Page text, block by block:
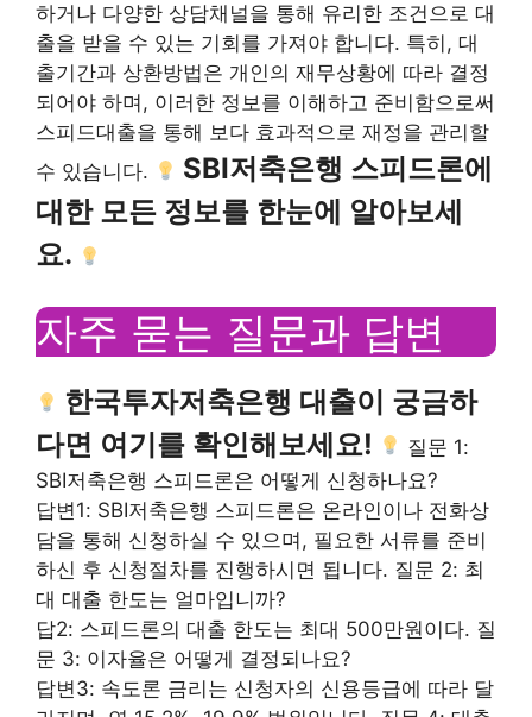
하거나 다양한 상담채널을 통해 유리한 조건으로 대
출을 받을 수 있는 기회를 가져야 합니다. 특히, 대
출기간과 상환방법은 개인의 재무상황에 따라 결정
되어야 하며, 이러한 정보를 이해하고 준비함으로써
스피드대출을 통해 보다 효과적으로 재정을 관리할
수 있습니다.
SBI저축은행 스피드론에
대한 모든 정보를 한눈에 알아보세
요.
자주 묻는 질문과 답변
한국투자저축은행 대출이 궁금하
다면 여기를 확인해보세요!
질문 1:
SBI저축은행 스피드론은 어떻게 신청하나요?
답변1: SBI저축은행 스피드론은 온라인이나 전화상
담을 통해 신청하실 수 있으며, 필요한 서류를 준비
하신 후 신청절차를 진행하시면 됩니다. 질문 2: 최
대 대출 한도는 얼마입니까?
답2: 스피드론의 대출 한도는 최대 500만원이다. 질
문 3: 이자율은 어떻게 결정되나요?
답변3: 속도론 금리는 신청자의 신용등급에 따라 달